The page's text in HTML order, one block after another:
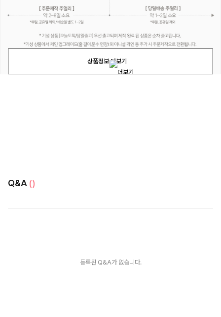
상품정보 더보기
Q&A ()
등록된 Q&A가 없습니다.